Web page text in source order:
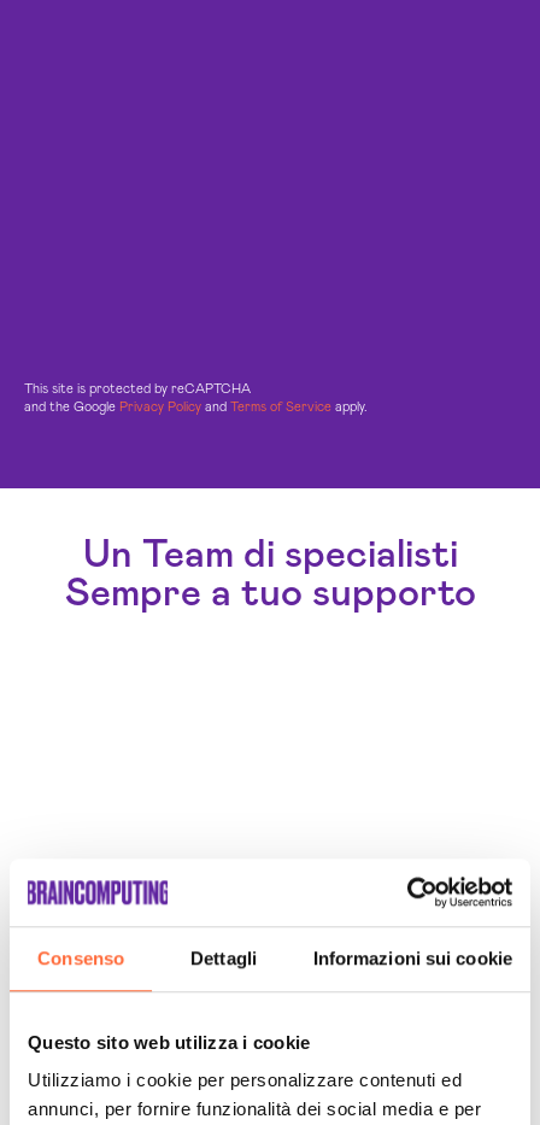
Consenso Dettagli Informazioni sui cookie
Questo sito web utilizza i cookie
Utilizziamo i cookie per personalizzare contenuti ed
annunci, per fornire funzionalità dei social media e per
This site is protected by reCAPTCHA
and the Google Privacy Policy and Terms of Service apply.
Un Team di specialisti
Sempre a tuo supporto